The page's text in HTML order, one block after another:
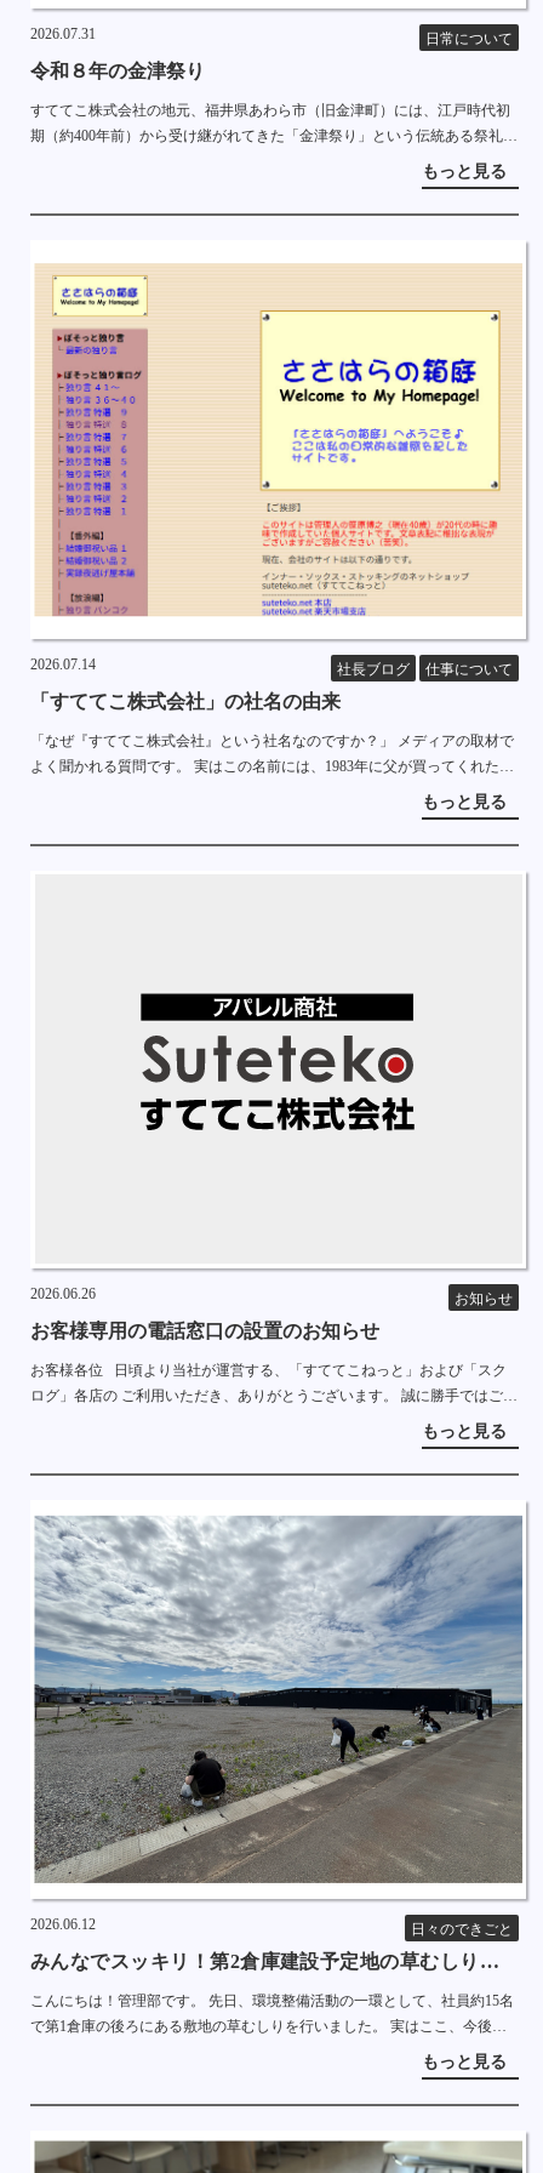
日常について
2026.07.31
令和８年の金津祭り
すててこ株式会社の地元、福井県あわら市（旧金津町）には、江戸時代初
期（約400年前）から受け継がれてきた「金津祭り」という伝統ある祭礼が
あります。 勇壮な山車が、子供踊りや若者の太鼓と共に、町中を練り歩き
もっと見る
仕事について
社長ブログ
2026.07.14
「すててこ株式会社」の社名の由来
「なぜ『すててこ株式会社』という社名なのですか？」 メディアの取材で
よく聞かれる質問です。 実はこの名前には、1983年に父が買ってくれた一
台のパソコンから始まる、長い物語があります。 長文ですし、2000年頃の
もっと見る
お知らせ
2026.06.26
お客様専用の電話窓口の設置のお知らせ
お客様各位 日頃より当社が運営する、「すててこねっと」および「スク
ログ」各店の ご利用いただき、ありがとうございます。 誠に勝手ではござ
いますが、2026年6月26日より ネットショップお客様専用の電話番号を設
もっと見る
日々のできごと
2026.06.12
みんなでスッキリ！第2倉庫建設予定地の草むしりを行
いました
こんにちは！管理部です。 先日、環境整備活動の一環として、社員約15名
で第1倉庫の後ろにある敷地の草むしりを行いました。 実はここ、今後の
事業拡大に向けて「第2倉庫」の建設が予定されている大切な場所なんで
もっと見る